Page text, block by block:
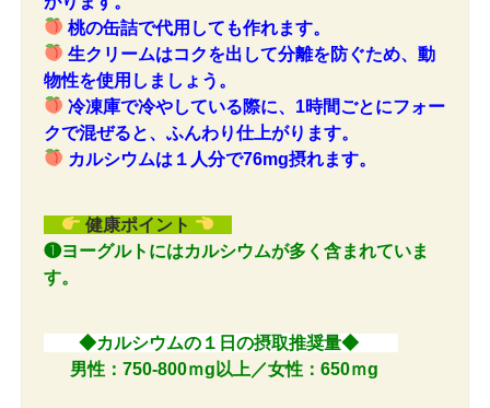
桃の缶詰で代用しても作れます。
生クリームはコクを出して分離を防ぐため、動
物性を使用しましょう。
冷凍庫で冷やしている際に、1時間ごとにフォー
クで混ぜると、ふんわり仕上がります。
カルシウムは１人分で76mg摂れます。
健康ポイント
❶ヨーグルトにはカルシウムが多く含まれていま
す。
◆カルシウムの１日の摂取推奨量◆
男性：750-800ｍg以上／女性：650ｍg